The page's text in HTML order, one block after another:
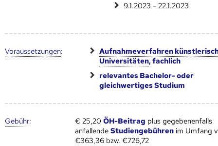
9.1.2023 - 22.1.2023
Voraus­setzungen:
Aufnahmeverfahren
Universitäten, fachlich
relevantes Bachelor- oder
gleichwertiges Studium
Gebühr: € 25,20ÖH-Beitrag plus gegebenenfalls
anfallendeStudiengebühren im Umfang
€363,36 bzw. €726,72